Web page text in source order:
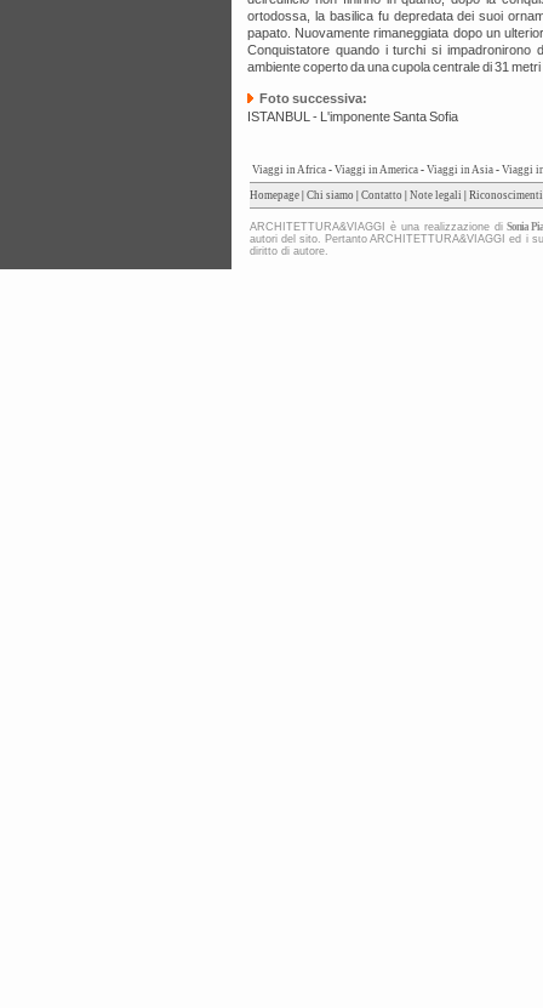
ortodossa, la basilica fu depredata dei suoi
papato. Nuovamente rimaneggiata dopo un
Conquistatore quando i turchi si
ambiente coperto da una cupola centrale di 31
Foto successiva:
ISTANBUL - L'imponente Santa Sofia
Viaggi in Africa - Viaggi in America - Viaggi in Asia - Viaggi
Homepage Chi siamo Contatto Note legali Riconoscimenti
ARCHITETTURA&VIAGGI è una realizzazione diSonia
autori del sito. Pertanto ARCHITETTURA&VIAGGI ed i
diritto di autore.